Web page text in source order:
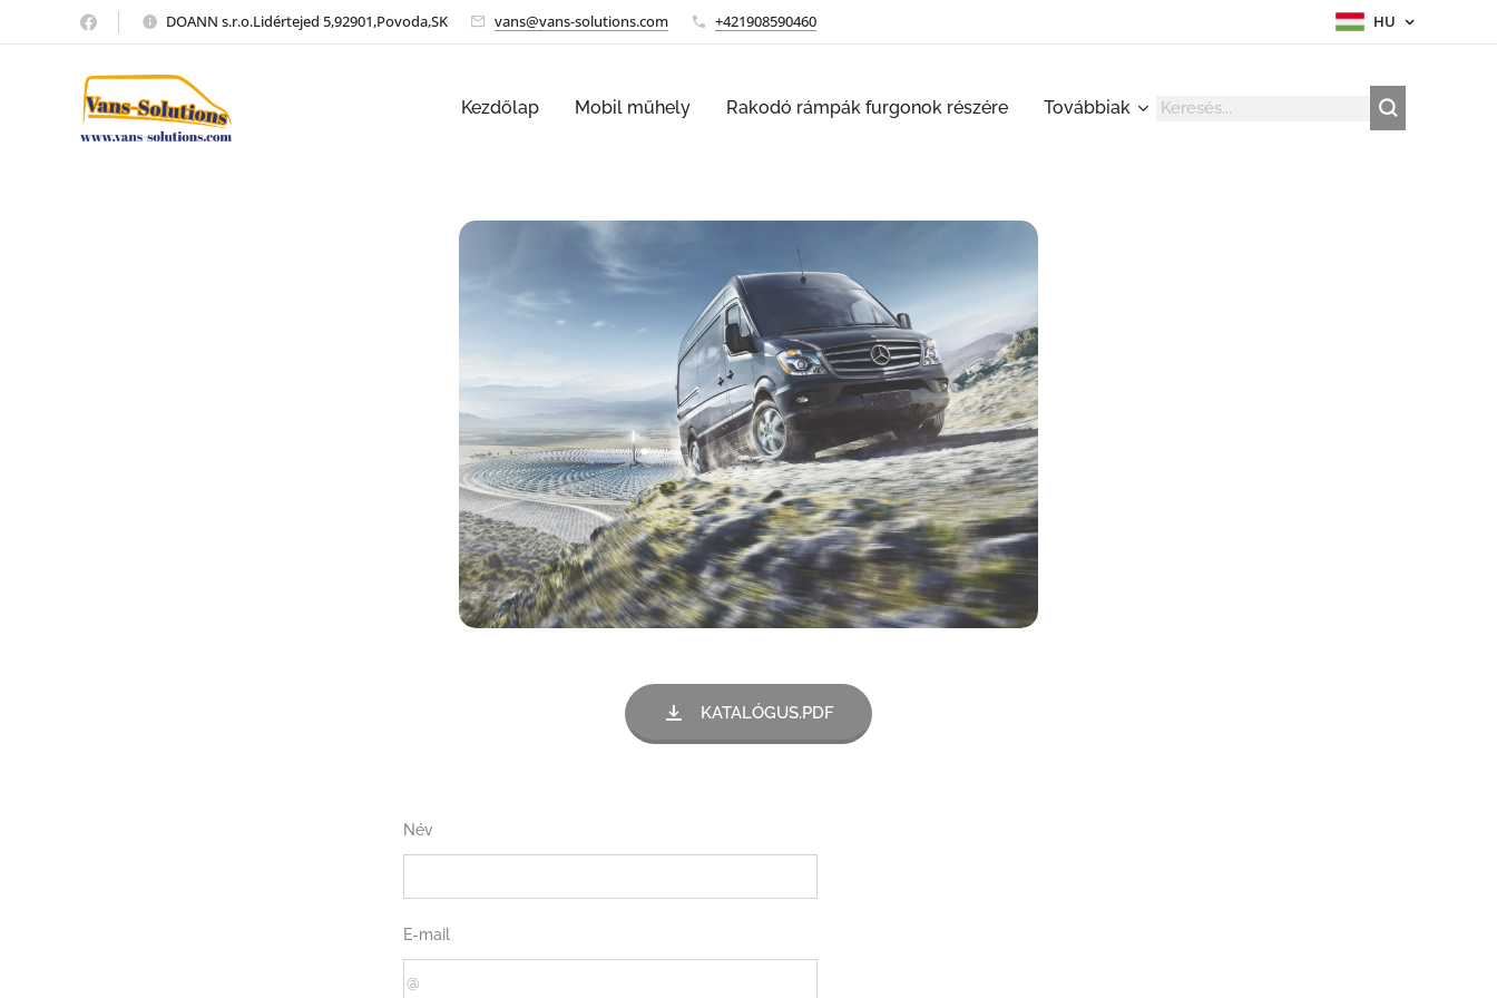
DOANN s.r.o.Lidértejed 5,92901,Povoda,SK vans@vans-solutions.com +421908590460 HU
Kezdőlap Mobil műhely Rakodó rámpák furgonok részére Továbbiak
KATALÓGUS.PDF
Név
E-mail